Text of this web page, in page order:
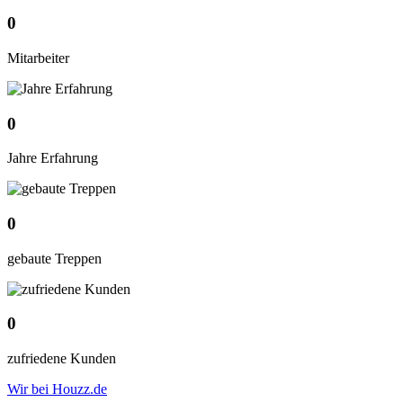
0
Mitarbeiter
0
Jahre Erfahrung
0
gebaute Treppen
0
zufriedene Kunden
Wir bei Houzz.de